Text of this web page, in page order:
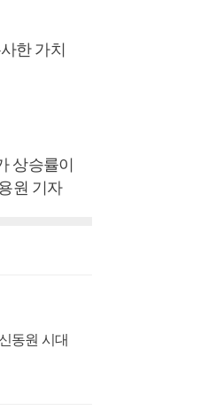
한 가치
상승률이
원 기자
동원 시대